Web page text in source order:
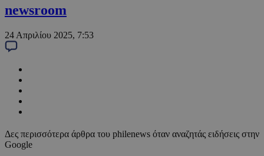
newsroom
24 Απριλίου 2025, 7:53
Δες περισσότερα άρθρα του philenews όταν αναζητάς ειδήσεις στην
Google